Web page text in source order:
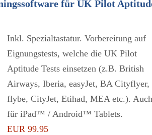
für UK Pilot
Inkl. Spezialtastatur. Vorbereitung auf
Eignungstests, welche die UK Pilot
Aptitude Tests einsetzen (z.B. British
Airways, Iberia, easyJet, BA Cityflyer,
flybe, CityJet, Etihad, MEA etc.). Auch
für iPad™ / Android™ Tablets.
EUR 99.95